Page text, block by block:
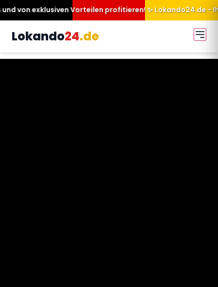
profitieren! ✨ Lokando24.de - Ihr Partner für mehr
Lokando24.de